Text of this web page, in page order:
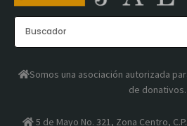
Somos una asociación autorizada
de donativos.
5 de Mayo No. 321, Zona Centro,